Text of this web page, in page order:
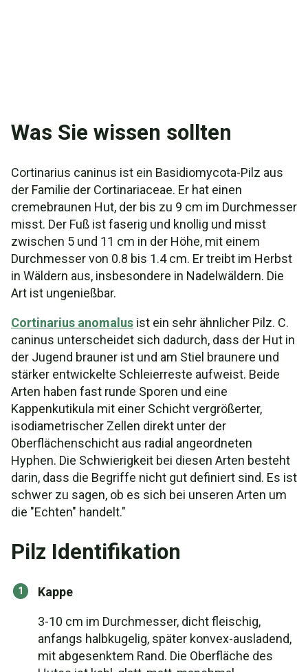
Was Sie wissen sollten
Cortinarius caninus ist ein Basidiomycota-Pilz aus
der Familie der Cortinariaceae. Er hat einen
cremebraunen Hut, der bis zu 9 cm im Durchmesser
misst. Der Fuß ist faserig und knollig und misst
zwischen 5 und 11 cm in der Höhe, mit einem
Durchmesser von 0.8 bis 1.4 cm. Er treibt im Herbst
in Wäldern aus, insbesondere in Nadelwäldern. Die
Art ist ungenießbar.
Cortinarius anomalus ist ein sehr ähnlicher Pilz. C.
caninus unterscheidet sich dadurch, dass der Hut in
der Jugend brauner ist und am Stiel braunere und
stärker entwickelte Schleierreste aufweist. Beide
Arten haben fast runde Sporen und eine
Kappenkutikula mit einer Schicht vergrößerter,
isodiametrischer Zellen direkt unter der
Oberflächenschicht aus radial angeordneten
Hyphen. Die Schwierigkeit bei diesen Arten besteht
darin, dass die Begriffe nicht gut definiert sind. Es ist
schwer zu sagen, ob es sich bei unseren Arten um
die "Echten" handelt."
Pilz Identifikation
Kappe
3-10 cm im Durchmesser, dicht fleischig,
anfangs halbkugelig, später konvex-ausladend,
mit abgesenktem Rand. Die Oberfläche des